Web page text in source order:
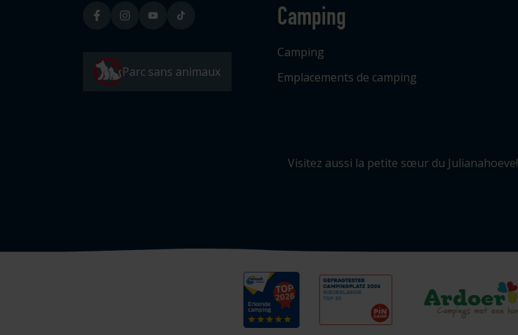
Parc sans animaux
Camping
Camping
Emplacements de camping
Visitez aussi la petite sœur du Julianahoeve!